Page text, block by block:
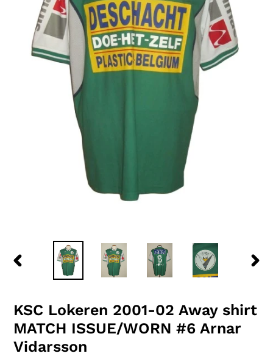
KSC Lokeren 2001-02 Away shirt
MATCH ISSUE/WORN #6 Arnar
Vidarsson